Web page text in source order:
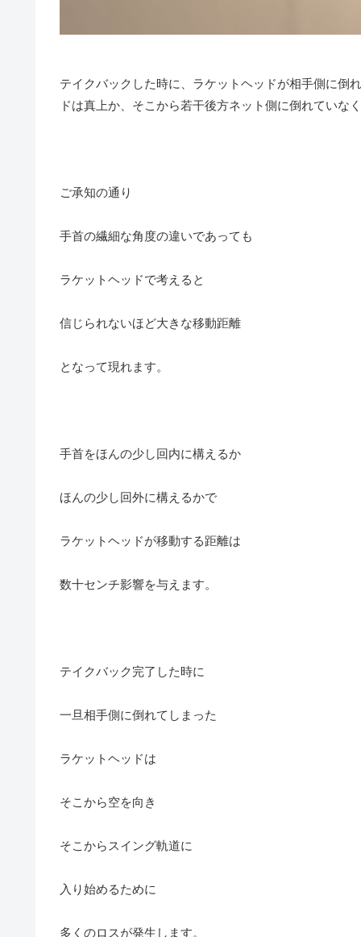
テイクバックした時に、ラケットヘッドが相手側に倒
ドは真上か、そこから若干後方ネット側に倒れていな
ご承知の通り
手首の繊細な角度の違いであっても
ラケットヘッドで考えると
信じられないほど大きな移動距離
となって現れます。
手首をほんの少し回内に構えるか
ほんの少し回外に構えるかで
ラケットヘッドが移動する距離は
数十センチ影響を与えます。
テイクバック完了した時に
一旦相手側に倒れてしまった
ラケットヘッドは
そこから空を向き
そこからスイング軌道に
入り始めるために
多くのロスが発生します。